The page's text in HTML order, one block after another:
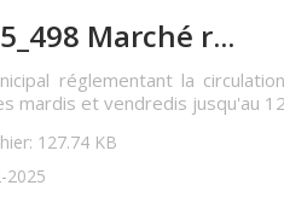
Marché r...
réglementant la
mardis et vendredis jusqu'au
127.74 KB
2025